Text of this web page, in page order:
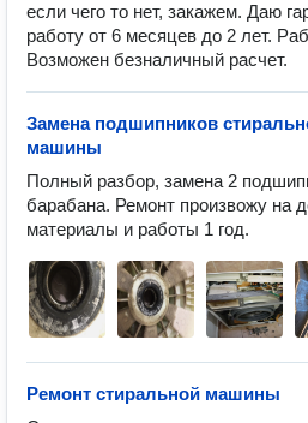
если чего то нет, закажем. Даю
работу от 6 месяцев до 2 лет.
Возможен безналичный расчет.
Замена подшипников
машины
Полный разбор, замена 2
барабана. Ремонт произвожу на
материалы и работы 1 год.
Ремонт стиральной машины